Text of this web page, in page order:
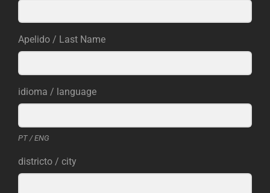
Apelido / Last Name
idioma / language
PT / ENG
districto / city